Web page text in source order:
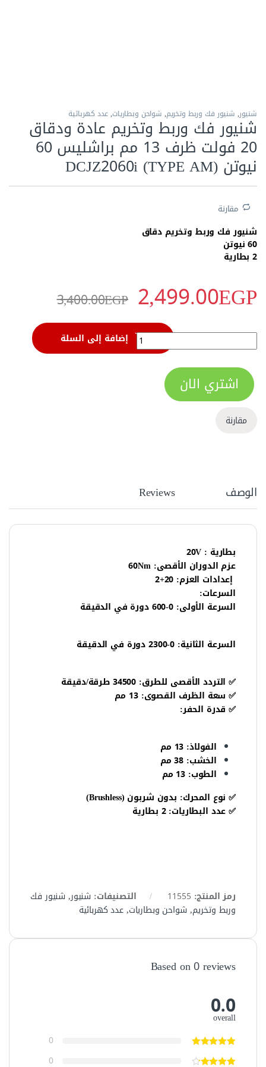
شنيور, شنيور فك وربط وتخريم, شواحن وبطاريات,عدد كهربائية
شنيور فك وربط وتخريم عادة ودقاق
20 فولت ظرف 13 مم براشليس 60
نيوتن DCJZ2060i (TYPE AM)
مقارنة
شنيور فك وربط وتخريم دقاق
60 نيوتن
2 بطارية
2,499.00EGP
3,400.00EGP
شنيور فك وربط وتخريم عادة ودقاق 20 فولت ظرف 13 مم براشليس 60 نيوتن DCJZ2060i (TYPE AM) quantityإضافة إلى السلة
اشتري الان
مقارنة
الوصف Reviews
بطارية : 20V
عزم الدوران الأقصى: 60Nm
إعدادات العزم: 20+2
السرعات:
السرعة الأولى: 0-600 دورة في الدقيقة
السرعة الثانية: 0-2300 دورة في الدقيقة
✅ التردد الأقصى للطرق: 34500 طرقة/دقيقة
✅ سعة الظرف القصوى: 13 مم
✅ قدرة الحفر:
الفولاذ: 13 مم
الخشب: 38 مم
الطوب: 13 مم
✅ نوع المحرك: بدون شربون (Brushless)
✅ عدد البطاريات: 2 بطارية
رمز المنتج: 11555 التصنيفات: شنيور, شنيور فك
وربط وتخريم, شواحن وبطاريات,عدد كهربائية
Based on 0 reviews
0.0
overall
0
0